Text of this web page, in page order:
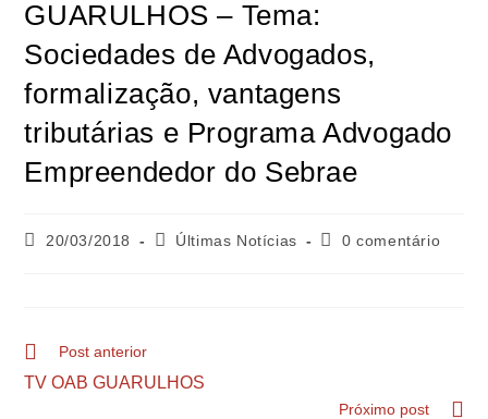
GUARULHOS – Tema:
Sociedades de Advogados,
formalização, vantagens
tributárias e Programa Advogado
Empreendedor do Sebrae
20/03/2018 Últimas Notícias 0 comentário
Post anterior
TV OAB GUARULHOS
Próximo post